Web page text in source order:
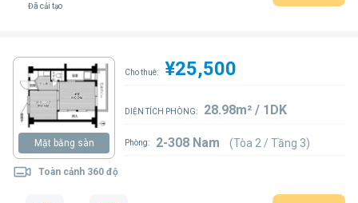
Đã cải tạo
Mặt bằng sàn
Toàn cảnh 360 độ
Cho thuê: ¥25,500
DIỆN TÍCH PHÒNG: 28.98m² / 1DK
Phòng: 2-308 Nam (Tòa 2 / Tầng 3)